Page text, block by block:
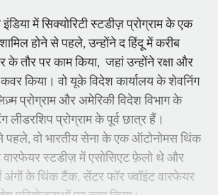
इंडिया में सिक्योरिटी स्टडीज़ प्रोग्राम के एक
होने से पहले, उन्होंने द हिंदू में करीब
के तौर पर काम किया, जहां उन्होंने रक्षा और
कवर किया। वो यूके विदेश कार्यालय के शेवनिंग
प्रोग्राम और अमेरिकी विदेश विभाग के
लीडरशिप प्रोग्राम के पूर्व छात्र हैं।
पहले, वो भारतीय सेना के एक ऑटोनोमस थिंक
स्टडीज़ में एसोसिएट फ़ेलो थे और
अंगों के थिंक टैंक, सेंटर फॉर ज्वॉइंट वारफेयर